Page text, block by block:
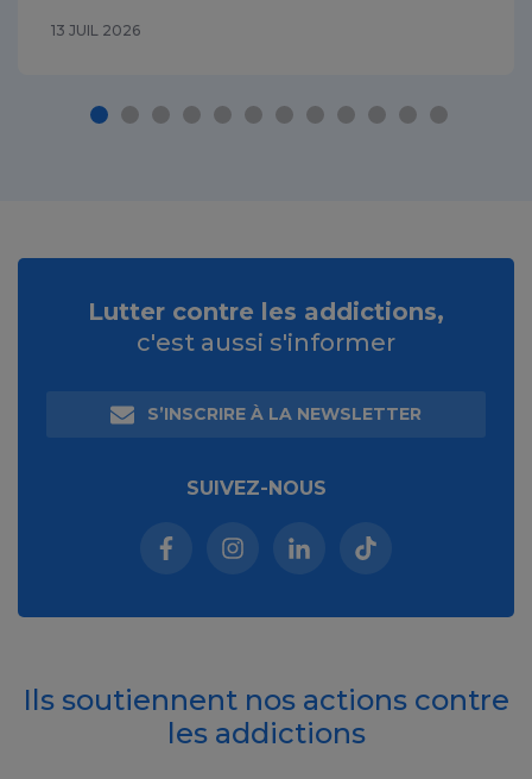
13 JUIL 2026
Lutter contre les addictions,
c'est aussi s'informer
S’INSCRIRE À LA NEWSLETTER
SUIVEZ-NOUS
Facebook (nouvelle fenêtre)
Instagram (nouvelle fenêtre)
Linkedin (nouvelle
Tiktok (nouvelle
Ils soutiennent nos actions contre
les addictions